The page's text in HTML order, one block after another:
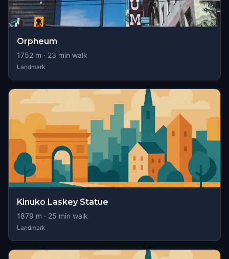
Orpheum
1752 m · 23 min walk
Landmark
Kinuko Laskey Statue
1879 m · 25 min walk
Landmark